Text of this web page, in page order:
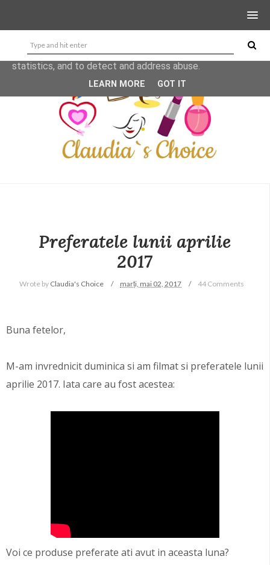
Preferatele lunii aprilie
2017
Wrote by Claudia's Choice marți, mai 02, 2017 44 Comments
Buna fetelor,
M-am invrednicit duminica si am filmat si preferatele lunii
aprilie 2017. Iata care au fost acestea:
Voi ce produse preferate ati avut in aceasta luna?
This site uses cookies from Google to deliver its services
and to analyze traffic. Your IP address and user-agent are
shared with Google along with performance and security
metrics to ensure quality of service, generate usage
statistics, and to detect and address abuse.
LEARN MORE GOT IT